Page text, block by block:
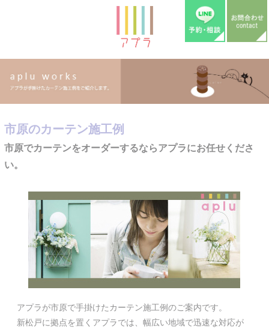
市原のカーテン施工例
市原でカーテンをオーダーするならアプラにお任せくださ
い。
アプラが市原で手掛けたカーテン施工例のご案内です。
新松戸に拠点を置くアプラでは、幅広い地域で迅速な対応が